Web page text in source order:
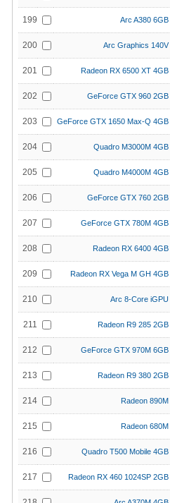
199 Arc A380 6GB
200 Arc Graphics 140V
201 Radeon RX 6500 XT 4GB
202 GeForce GTX 960 2GB
203 GeForce GTX 1650 Max-Q 4GB
204 Quadro M3000M 4GB
205 Quadro M4000M 4GB
206 GeForce GTX 760 2GB
207 GeForce GTX 780M 4GB
208 Radeon RX 6400 4GB
209 Radeon RX Vega M GH 4GB
210 Arc 8-Core iGPU
211 Radeon R9 285 2GB
212 GeForce GTX 970M 6GB
213 Radeon R9 380 2GB
214 Radeon 890M
215 Radeon 680M
216 Quadro T500 Mobile 4GB
217 Radeon RX 460 1024SP 2GB